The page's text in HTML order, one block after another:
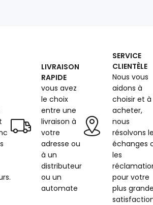
LIVRAISON
RAPIDE
vous avez
le choix
entre une
livraison à
votre
adresse ou
à un
distributeur
ou un
automate
SERVICE
CLIENTÈLE
Nous vous
aidons à
choisir et à
acheter,
nous
résolvons
échanges
les
pour votre
plus